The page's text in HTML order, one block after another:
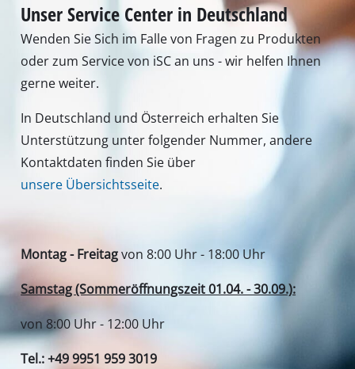
Unser Service Center in Deutschland
Wenden Sie Sich im Falle von Fragen zu Produkten
oder zum Service von iSC an uns - wir helfen Ihnen
gerne weiter.
In Deutschland und Österreich erhalten Sie
Unterstützung unter folgender Nummer, andere
Kontaktdaten finden Sie über
unsere Übersichtsseite.
Montag - Freitagvon 8:00 Uhr - 18:00 Uhr
Samstag (Sommeröffnungszeit 01.04. - 30.09.):
von 8:00 Uhr - 12:00 Uhr
Tel.: +49 9951 959 3019